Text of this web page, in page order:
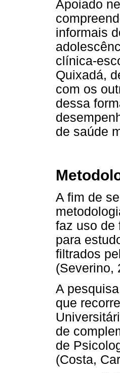
Apoiado
informais
clínica-
Quixadá,
com os
dessa
de saúde
A fim de
faz uso de
para
filtrados
(Severino,
A
que
de
de
(Costa,